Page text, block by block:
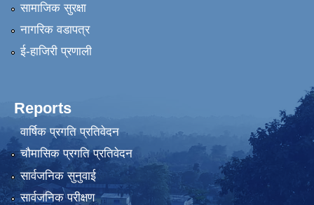
सामाजिक सुरक्षा
नागरिक वडापत्र
ई-हाजिरी प्रणाली
Reports
वार्षिक प्रगति प्रतिवेदन
चौमासिक प्रगति प्रतिवेदन
सार्वजनिक सुनुवाई
सार्वजनिक परीक्षण